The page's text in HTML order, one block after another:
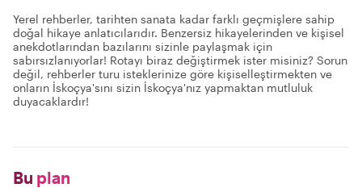
Yerel rehberler, tarihten sanata kadar farklı geçmişlere sahip
doğal hikaye anlatıcılarıdır. Benzersiz hikayelerinden ve kişisel
anekdotlarından bazılarını sizinle paylaşmak için
sabırsızlanıyorlar! Rotayı biraz değiştirmek ister misiniz? Sorun
değil, rehberler turu isteklerinize göre kişiselleştirmekten ve
onların İskoçya'sını sizin İskoçya'nız yapmaktan mutluluk
duyacaklardır!
Bu plan